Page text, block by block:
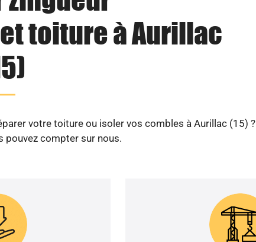
toiture à Aurillac
votre toiture ou isoler vos combles à Aurillac (15) ?
pouvez compter sur nous.